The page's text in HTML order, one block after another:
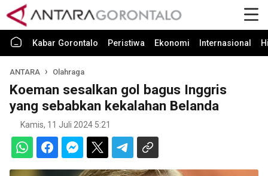
Kabar Gorontalo Peristiwa Ekonomi Internasional
ANTARA Olahraga
Koeman sesalkan gol bagus Inggris
yang sebabkan kekalahan Belanda
Kamis, 11 Juli 2024 5:21